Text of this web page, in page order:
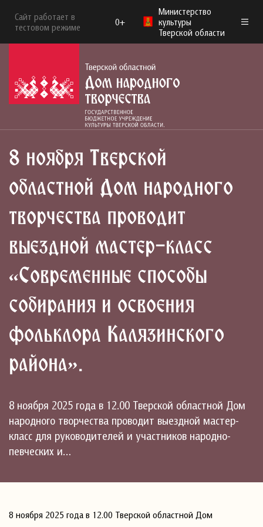
Сайт работает в
тестовом режиме
0+
Министерство
культуры
Тверской области
8 ноября Тверской
областной Дом народного
творчества проводит
выездной мастер-класс
«Современные способы
собирания и освоения
фольклора Калязинского
района».
8 ноября 2025 года в 12.00 Тверской областной Дом
народного творчества проводит выездной мастер-
класс для руководителей и участников народно-
певческих и…
8 ноября 2025 года в 12.00 Тверской областной Дом